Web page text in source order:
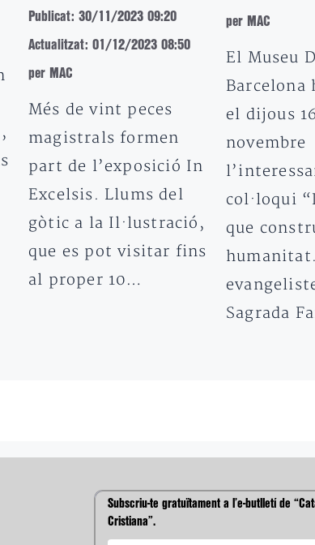
Publicat: 30/11/2023 09:20
Actualitzat: 01/12/2023 08:50
per MAC
Més de vint peces
magistrals formen
part de l’exposició In
Excelsis. Llums del
gòtic a la Il·lustració,
que es pot visitar fins
al proper 10…
per MAC
El Museu
Barcelona
el dijous
novembre
col·loqui
que
Sagrada
Subscriu-te gratuïtament a l’e-butlletí de
Cristiana”.